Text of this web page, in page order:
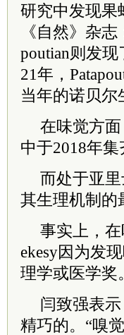
研究中发现果
《自然》杂
poutian则发
21年，
当年的诺贝尔
在味觉方
中于2018年
而处于亚
其生理机制的
事实上，
ekesy因为发
理学或医学奖
闫致强表
精巧的。“嗅